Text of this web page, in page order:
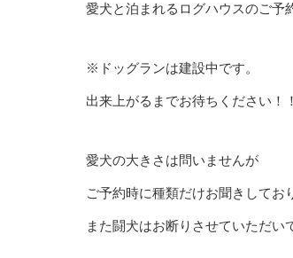
愛犬と泊まれるログハウスのご予
※ドッグランは建設中です。
出来上がるまでお待ちください！！
愛犬の大きさは問いませんが
ご予約時に種類だけお聞きしてお
また闘犬はお断りさせていただい